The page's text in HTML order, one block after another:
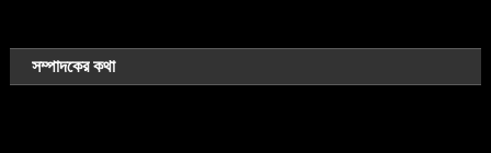
সম্পাদকের কথা